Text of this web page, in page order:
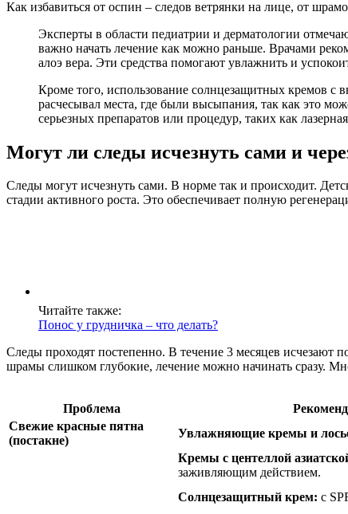
Как избавиться от оспин – следов ветрянки на лице, от
Эксперты в области педиатрии и дерматологии
важно начать лечение как можно раньше. Врачами
алоэ вера. Эти средства помогают увлажнить и
Кроме того, использование солнцезащитных кремов с
расчесывал места, где были высыпания, так как это
серьезных препаратов или процедур, таких как
Могут ли следы исчезнуть сами и
Следы могут исчезнуть сами. В норме так и происходит.
стадии активного роста. Это обеспечивает полную
Читайте также:
Понос у грудничка – что делать?
Следы проходят постепенно. В течение 3 месяцев исчезают
шрамы слишком глубокие, лечение можно начинать сразу.
Проблема
Свежие красные пятна
(постакне)
Увлажняющие кремы и
Кремы с центеллой
заживляющим действием.
Солнцезащитный крем: с